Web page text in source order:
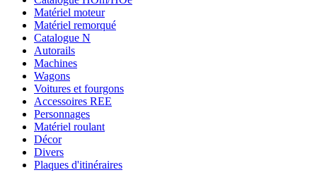
Matériel moteur
Matériel remorqué
Catalogue N
Autorails
Machines
Wagons
Voitures et fourgons
Accessoires REE
Personnages
Matériel roulant
Décor
Divers
Plaques d'itinéraires